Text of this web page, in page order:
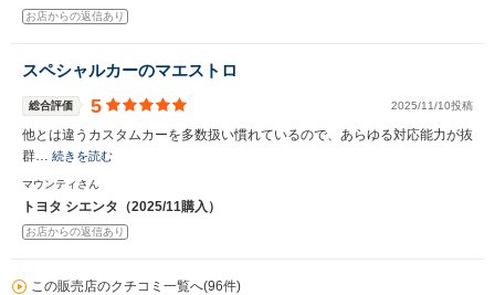
お店からの返信あり
スペシャルカーのマエストロ
総合評価 5 2025/11/10投稿
他とは違うカスタムカーを多数扱い慣れているので、あらゆる対応能力が抜
群… 続きを読む
マウンティさん
トヨタ シエンタ（2025/11購入）
お店からの返信あり
この販売店のクチコミ一覧へ(96件)